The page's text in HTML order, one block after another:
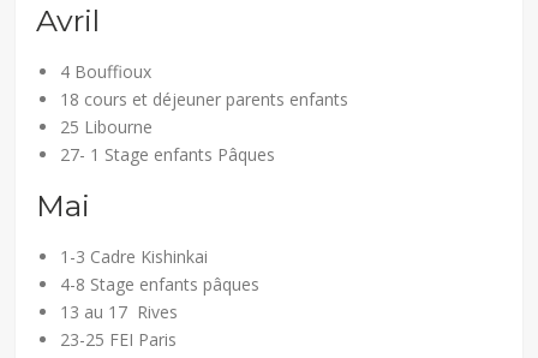
Avril
4 Bouffioux
18 cours et déjeuner parents enfants
25 Libourne
27- 1 Stage enfants Pâques
Mai
1-3 Cadre Kishinkai
4-8 Stage enfants pâques
13 au 17 Rives
23-25 FEI Paris